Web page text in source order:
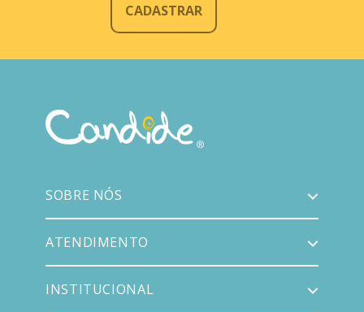
CADASTRAR
SOBRE NÓS
ATENDIMENTO
INSTITUCIONAL